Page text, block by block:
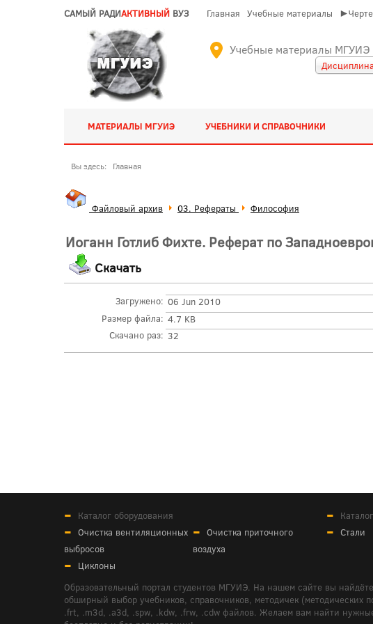
САМЫЙ РАДИАКТИВНЫЙ ВУЗ Главная Учебные материалы
Учебные материалы МГУИЭ
Дисциплина
МАТЕРИАЛЫ МГУИЭ УЧЕБНИКИ И СПРАВОЧНИКИ
Вы здесь: Главная
Файловый архив 03. Рефераты Философия
Иоганн Готлиб Фихте. Реферат по
Скачать
Загружено: 06 Jun 2010
Размер файла: 4.7 KB
Скачано раз: 32
Каталог оборудования
Очистка вентиляционных
выбросов
Очистка приточного
воздуха
Циклоны
Стали
Образовательный портал студентов МГУИЭ. На нашем сайте вы
обширный выбор учебников, справочников, методичек
.frt, .m3d, .a3d, .spw, .kdw, .frw, .cdw файлов. Желаем вам найти